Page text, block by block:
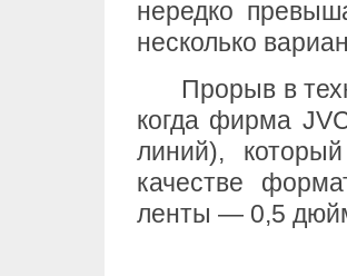
нередко
несколько
Прорыв в
когда фирма
линий),
качестве
ленты — 0,5